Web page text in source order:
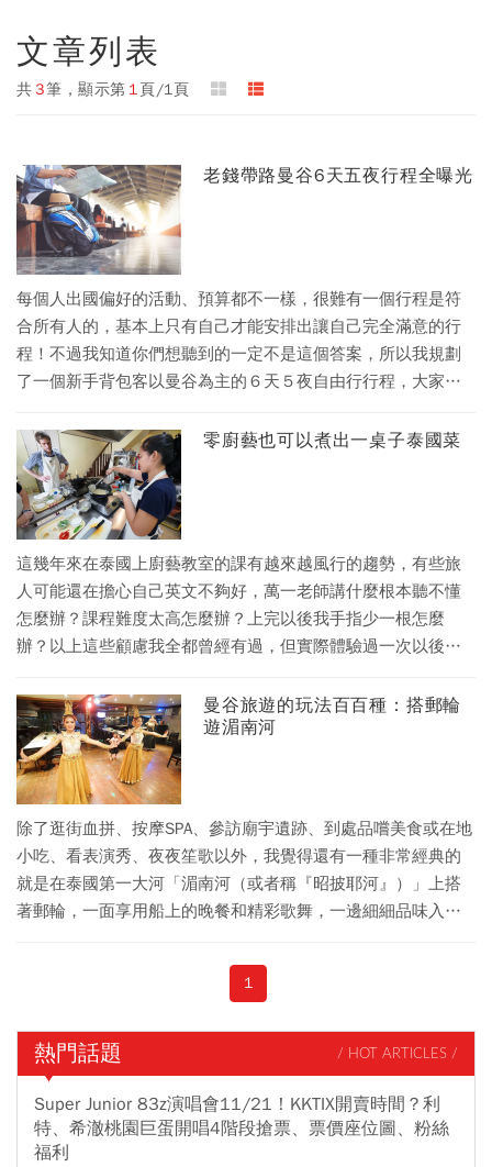
文章列表
共 3筆，顯示第 1頁/1頁
老錢帶路曼谷6天五夜行程全曝光
每個人出國偏好的活動、預算都不一樣，很難有一個行程是符
合所有人的，基本上只有自己才能安排出讓自己完全滿意的行
程！不過我知道你們想聽到的一定不是這個答案，所以我規劃
了一個新手背包客以曼谷為主的６天５夜自由行行程，大家可
零廚藝也可以煮出一桌子泰國菜
這幾年來在泰國上廚藝教室的課有越來越風行的趨勢，有些旅
人可能還在擔心自己英文不夠好，萬一老師講什麼根本聽不懂
怎麼辦？課程難度太高怎麼辦？上完以後我手指少一根怎麼
辦？以上這些顧慮我全都曾經有過，但實際體驗過一次以後發
曼谷旅遊的玩法百百種：搭郵輪
遊湄南河
除了逛街血拼、按摩SPA、參訪廟宇遺跡、到處品嚐美食或在地
小吃、看表演秀、夜夜笙歌以外，我覺得還有一種非常經典的
就是在泰國第一大河「湄南河（或者稱『昭披耶河』）」上搭
著郵輪，一面享用船上的晚餐和精彩歌舞，一邊細細品味入夜
1
熱門話題 / HOT ARTICLES /
Super Junior 83z演唱會11/21！KKTIX開賣時間？利
特、希澈桃園巨蛋開唱4階段搶票、票價座位圖、粉絲
福利